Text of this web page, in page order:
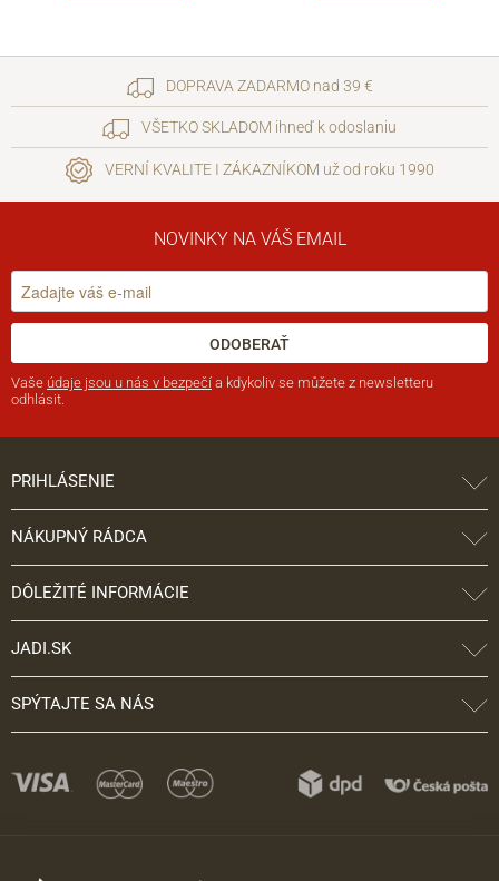
DOPRAVA ZADARMO nad 39 €
VŠETKO SKLADOM ihneď k odoslaniu
VERNÍ KVALITE I ZÁKAZNÍKOM už od roku 1990
NOVINKY NA VÁŠ EMAIL
ODOBERAŤ
Vaše údaje jsou u nás v bezpečí a kdykoliv se můžete z newsletteru
odhlásit.
PRIHLÁSENIE
NÁKUPNÝ RÁDCA
DÔLEŽITÉ INFORMÁCIE
JADI.SK
SPÝTAJTE SA NÁS